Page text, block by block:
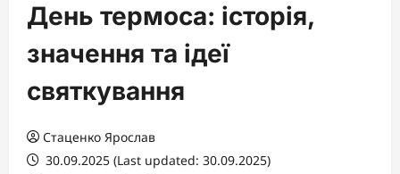
День термоса: історія,
значення та ідеї
святкування
Стаценко Ярослав
30.09.2025 (Last updated: 30.09.2025)